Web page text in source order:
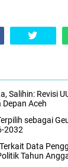
Salihin: Revisi
Aceh
sebagai
2032
Data
Tahun